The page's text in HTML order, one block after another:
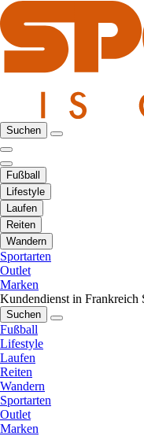
Suchen
Fußball
Lifestyle
Laufen
Reiten
Wandern
Sportarten
Outlet
Marken
Kundendienst in Frankreich
Suchen
Fußball
Lifestyle
Laufen
Reiten
Wandern
Sportarten
Outlet
Marken